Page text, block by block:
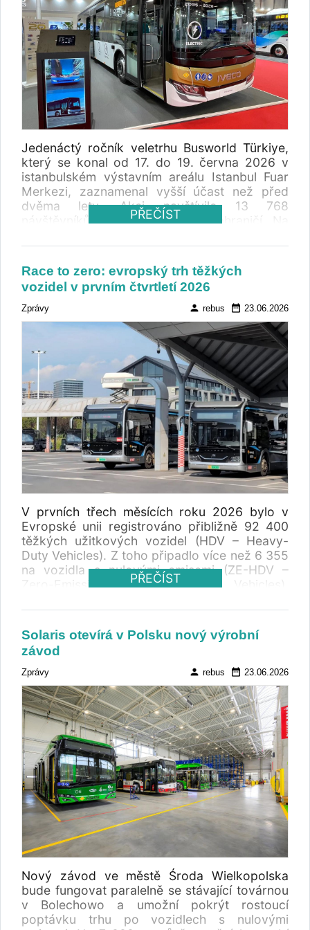
Jedenáctý ročník veletrhu Busworld Türkiye,
který se konal od 17. do 19. června 2026 v
istanbulském výstavním areálu Istanbul Fuar
Merkezi, zaznamenal vyšší účast než před
dvěma lety. Akci navštívilo 13 768
návštěvníků, z toho 2 626 ze zahraničí. Na
vystavovatelů, což představuje nárůst o 15
procent.
PŘEČÍST
Race to zero: evropský trh těžkých
vozidel v prvním čtvrtletí 2026
Zprávy person rebus date_range 23.06.2026
V prvních třech měsících roku 2026 bylo v
Evropské unii registrováno přibližně 92 400
těžkých užitkových vozidel (HDV – Heavy-
Duty Vehicles). Z toho připadlo více než 6 355
na vozidla s nulovými emisemi (ZE-HDV –
Zero-Emission Heavy-Duty Vehicles).
autobusů a autokarů, kde bezemisní pohony
dosáhly podílu 24,1 %. Vyplývá to z analýzy
ICCT Race to zero: European heavy-duty
vehicle market development quarterly
(January–March 2026).
PŘEČÍST
Solaris otevírá v Polsku nový výrobní
závod
Zprávy person rebus date_range 23.06.2026
Nový závod ve městě Środa Wielkopolska
bude fungovat paralelně se stávající továrnou
v Bolechowo a umožní pokrýt rostoucí
poptávku trhu po vozidlech s nulovými